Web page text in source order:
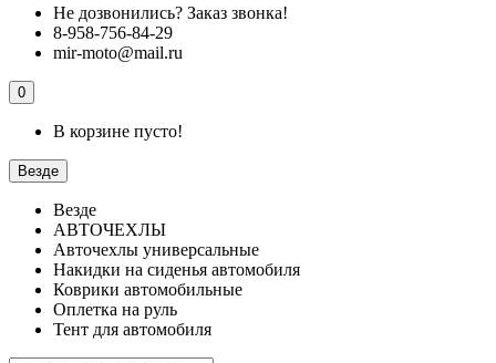
Не дозвонились? Заказ звонка!
8-958-756-84-29
mir-moto@mail.ru
0
В корзине пусто!
Везде
Везде
АВТОЧЕХЛЫ
Авточехлы универсальные
Накидки на сиденья автомобиля
Коврики автомобильные
Оплетка на руль
Тент для автомобиля